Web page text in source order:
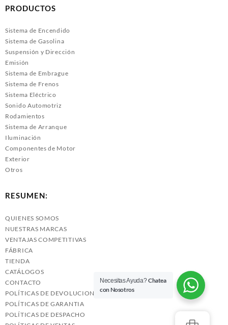
PRODUCTOS
Sistema de Encendido
Sistema de Gasolina
Suspensión y Dirección
Emisión
Sistema de Embrague
Sistema de Frenos
Sistema Eléctrico
Sonido Automotriz
Rodamientos
Sistema de Arranque
Iluminación
Componentes de Motor
Exterior
Otros
RESUMEN:
QUIENES SOMOS
NUESTRAS MARCAS
VENTAJAS COMPETITIVAS
FÁBRICA
TIENDA
CATÁLOGOS
CONTACTO
POLÍTICAS DE DEVOLUCIONES
POLÍTICAS DE GARANTIA
POLÍTICAS DE DESPACHO
Necesitas Ayuda?Chatea
con Nosotros